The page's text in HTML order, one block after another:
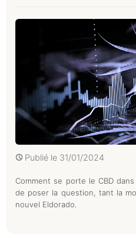
Publié le 31/01/2024
Comment se porte le CBD
de poser la question, tant la
nouvel Eldorado.